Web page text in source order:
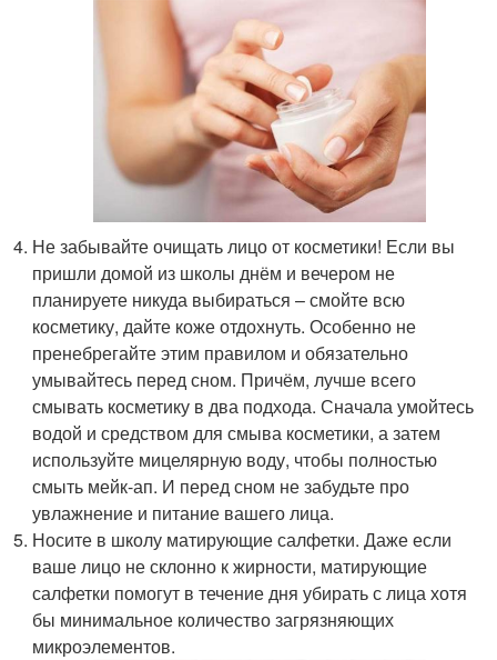
Не забывайте очищать лицо от косметики! Если вы
пришли домой из школы днём и вечером не
планируете никуда выбираться – смойте всю
косметику, дайте коже отдохнуть. Особенно не
пренебрегайте этим правилом и обязательно
умывайтесь перед сном. Причём, лучше всего
смывать косметику в два подхода. Сначала умойтесь
водой и средством для смыва косметики, а затем
используйте мицелярную воду, чтобы полностью
смыть мейк-ап. И перед сном не забудьте про
увлажнение и питание вашего лица.
Носите в школу матирующие салфетки. Даже если
ваше лицо не склонно к жирности, матирующие
салфетки помогут в течение дня убирать с лица хотя
бы минимальное количество загрязняющих
микроэлементов.